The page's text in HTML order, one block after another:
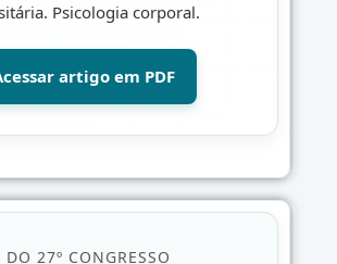
Psicologia corporal.
artigo em PDF
27º CONGRESSO